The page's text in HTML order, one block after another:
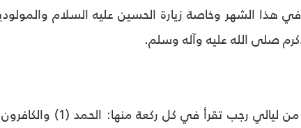
الشهر وخاصة زيارة الحسين عليه السلام
صلى الله عليه وآله وسلم.